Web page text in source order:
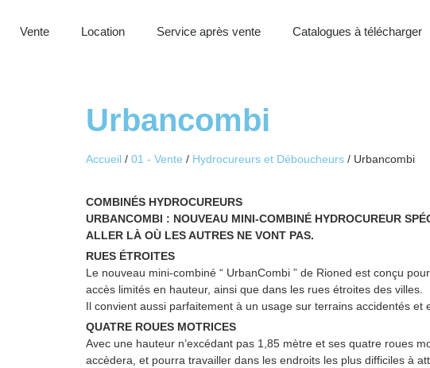
Vente Location Service après vente Catalogues à télécharger
Urbancombi
Accueil / 01 - Vente / Hydrocureurs et Déboucheurs / Urbancombi
COMBINÉS HYDROCUREURS
URBANCOMBI : NOUVEAU MINI-COMBINÉ HYDROCUREUR
ALLER LÀ OÙ LES AUTRES NE VONT PAS.
RUES ÉTROITES
Le nouveau mini-combiné “ UrbanCombi ” de Rioned est conçu
accès limités en hauteur, ainsi que dans les rues étroites des villes.
Il convient aussi parfaitement à un usage sur terrains accidentés et
QUATRE ROUES MOTRICES
Avec une hauteur n’excédant pas 1,85 mètre et ses quatre roues
accèdera, et pourra travailler dans les endroits les plus difficiles à